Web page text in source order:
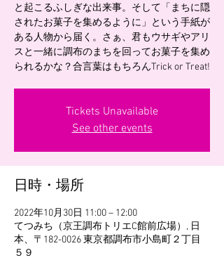
と起こるふしぎな出来事。そして「まちに隠
されたお菓子を集めるように」という手紙が
ある人物から届く。さぁ、君もウサギやアリ
スと一緒に調布のまちを回ってお菓子を集め
られるかな？合言葉はもちろんTrick or Treat!
Tickets Unavailable
See other events
日時・場所
2022年10月30日 11:00 – 12:00
てつみち（京王調布トリエC館前広場）, 日
本、〒182-0026 東京都調布市小島町２丁目
５９